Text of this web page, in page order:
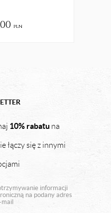
pln
10% rabatu na
łączy się z innymi
informacji
na podany adres
mail